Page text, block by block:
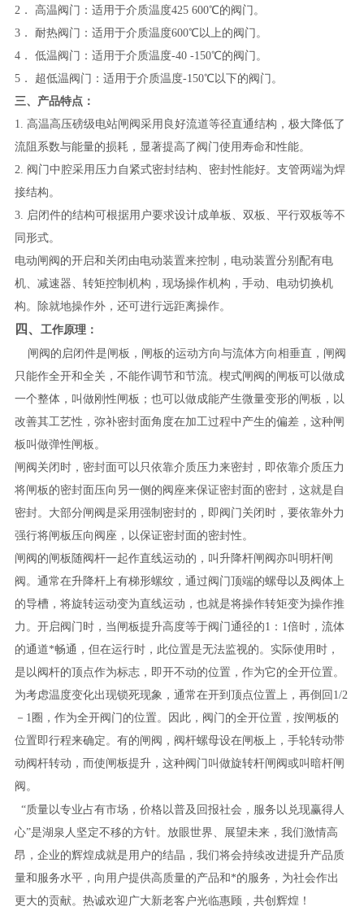
2． 高温阀门：适用于介质温度425 600℃的阀门。
3． 耐热阀门：适用于介质温度600℃以上的阀门。
4． 低温阀门：适用于介质温度-40 -150℃的阀门。
5． 超低温阀门：适用于介质温度-150℃以下的阀门 。
三、 产品特点：
1. 高温高压磅级电站闸阀采用良好流道等径直通结构，极大降低了
流阻系数与能量的损耗，显著提高了阀门使用寿命和性能。
2. 阀门中腔采用压力自紧式密封结构、密封性能好。支管两端为焊
接结构。
3. 启闭件的结构可根据用户要求设计成单板、双板、平行双板等不
同形式。
电动闸阀的开启和关闭由电动装置来控制，电动装置分别配有电
机、减速器、转矩控制机构，现场操作机构，手动、电动切换机
构。除就地操作外，还可进行远距离操作。
四、 工作原理：
闸阀的启闭件是闸板，闸板的运动方向与流体方向相垂直，闸阀
只能作全开和全关，不能作调节和节流。楔式闸阀的闸板可以做成
一个整体，叫做刚性闸板；也可以做成能产生微量变形的闸板，以
改善其工艺性，弥补密封面角度在加工过程中产生的偏差，这种闸
板叫做弹性闸板。
闸阀关闭时，密封面可以只依靠介质压力来密封，即依靠介质压力
将闸板的密封面压向另一侧的阀座来保证密封面的密封，这就是自
密封。大部分闸阀是采用强制密封的，即阀门关闭时，要依靠外力
强行将闸板压向阀座，以保证密封面的密封性。
闸阀的闸板随阀杆一起作直线运动的，叫升降杆闸阀亦叫明杆闸
阀。通常在升降杆上有梯形螺纹，通过阀门顶端的螺母以及阀体上
的导槽，将旋转运动变为直线运动，也就是将操作转矩变为操作推
力。开启阀门时，当闸板提升高度等于阀门通径的1：1倍时，流体
的通道*畅通，但在运行时，此位置是无法监视的。实际使用时，
是以阀杆的顶点作为标志，即开不动的位置，作为它的全开位置。
为考虑温度变化出现锁死现象，通常在开到顶点位置上，再倒回1/2
－1圈，作为全开阀门的位置。因此，阀门的全开位置，按闸板的
位置即行程来确定。有的闸阀，阀杆螺母设在闸板上，手轮转动带
动阀杆转动，而使闸板提升，这种阀门叫做旋转杆闸阀或叫暗杆闸
阀。
“质量以专业占有市场，价格以普及回报社会，服务以兑现赢得人
心”是湖泉人坚定不移的方针。放眼世界、展望未来，我们激情高
昂，企业的辉煌成就是用户的结晶，我们将会持续改进提升产品质
量和服务水平，向用户提供高质量的产品和*的服务，为社会作出
更大的贡献。热诚欢迎广大新老客户光临惠顾，共创辉煌！